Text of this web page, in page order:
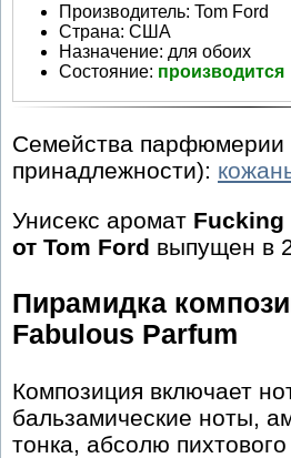
Производитель: Tom Ford
Страна: США
Назначение: для обоих
Состояние: производится
Семейства парфюмерии
принадлежности):
Унисекс аромат Fucking
от Tom Ford выпущен в
Пирамидка
Fabulous Parfum
Композиция включает
бальзамические ноты,
тонка, абсолю